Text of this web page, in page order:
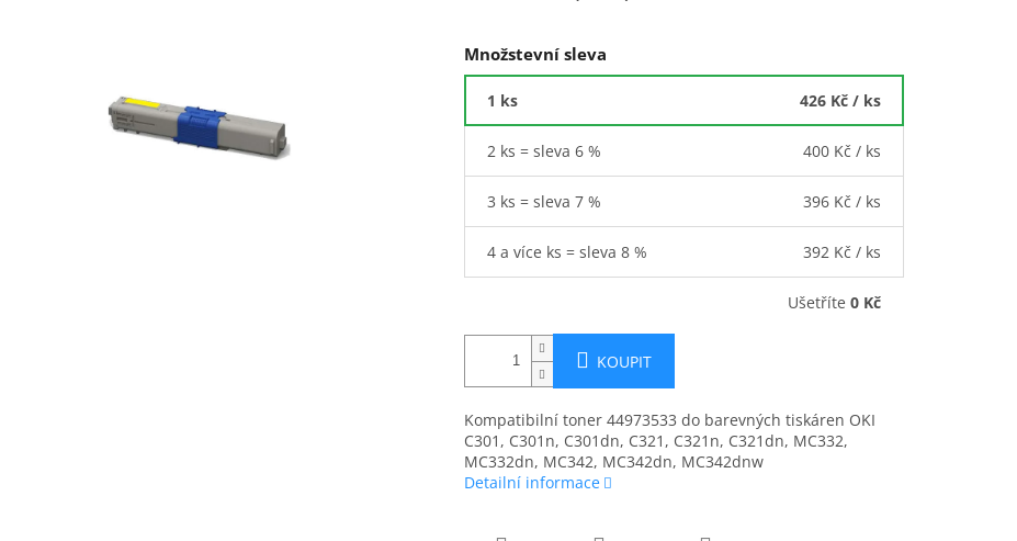
Množstevní sleva
1 ks 426 Kč / ks
2 ks = sleva 6 % 400 Kč / ks
3 ks = sleva 7 % 396 Kč / ks
4 a více ks = sleva 8 % 392 Kč / ks
Ušetříte 0 Kč
KOUPIT
Kompatibilní toner 44973533 do barevných tiskáren OKI
C301, C301n, C301dn, C321, C321n, C321dn, MC332,
MC332dn, MC342, MC342dn, MC342dnw
Detailní informace